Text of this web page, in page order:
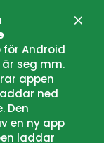
Android
seg mm.
appen
ned
Den
en ny app
laddar